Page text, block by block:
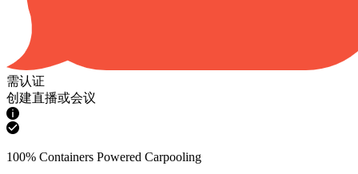
需认证
创建直播或会议
100% Containers Powered Carpooling